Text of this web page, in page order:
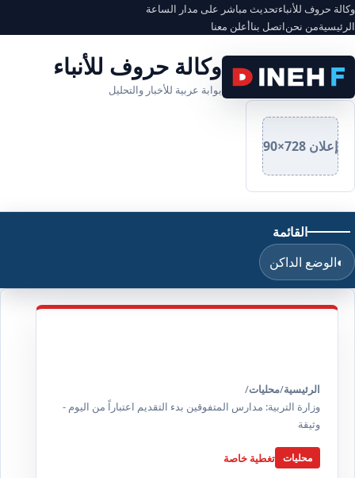
وكالة حروف للأنباءتحديث مباشر على مدار الساعة
الرئيسيةمن نحناتصل بناأعلن معنا
وكالة حروف للأنباء
بوابة عربية للأخبار والتحليل
إعلان 728×90
القائمة
◐الوضع الداكن
الرئيسية/محليات/
وزارة التربية: مدارس المتفوقين بدء التقديم اعتباراً من اليوم -
وثيقة
محليات تغطية خاصة